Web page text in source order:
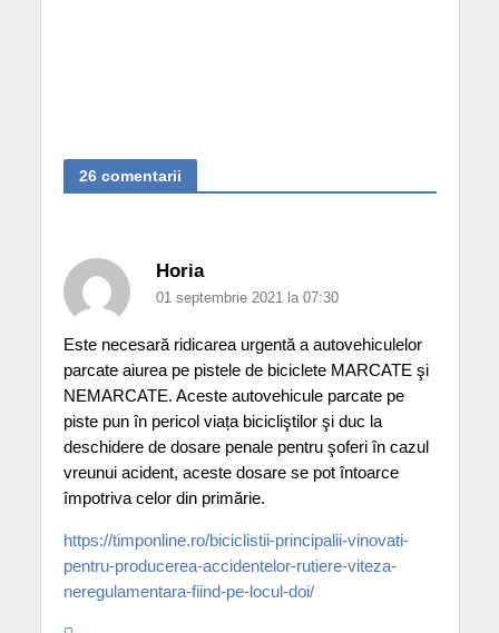
26 comentarii
Horia
01 septembrie 2021 la 07:30
Este necesară ridicarea urgentă a autovehiculelor
parcate aiurea pe pistele de biciclete MARCATE şi
NEMARCATE. Aceste autovehicule parcate pe
piste pun în pericol viața bicicliştilor şi duc la
deschidere de dosare penale pentru şoferi în cazul
vreunui acident, aceste dosare se pot întoarce
împotriva celor din primărie.
https://timponline.ro/biciclistii-principalii-vinovati-
pentru-producerea-accidentelor-rutiere-viteza-
neregulamentara-fiind-pe-locul-doi/